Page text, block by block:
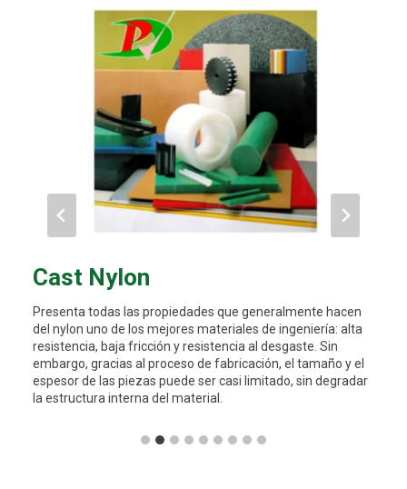
Cast Nylon
Presenta todas las propiedades que generalmente hacen
del nylon uno de los mejores materiales de ingeniería: alta
resistencia, baja fricción y resistencia al desgaste. Sin
embargo, gracias al proceso de fabricación, el tamaño y el
espesor de las piezas puede ser casi limitado, sin degradar
la estructura interna del material.